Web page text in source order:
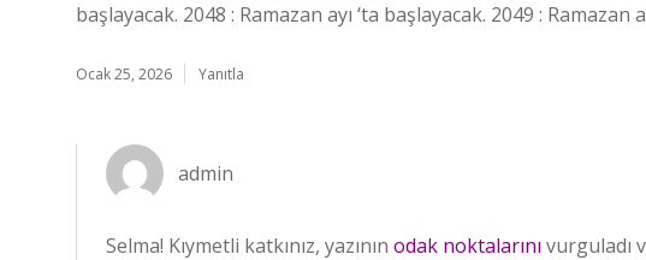
başlayacak. 2048 : Ramazan ayı ‘ta başlayacak. 2049 : Ramazan
Ocak 25, 2026 Yanıtla
admin
Selma! Kıymetli katkınız, yazının odak noktalarını vurguladı